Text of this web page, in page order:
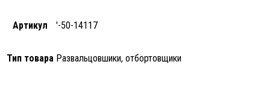
Артикул '-50-14117
Тип товара Развальцовшики, отбортовщики